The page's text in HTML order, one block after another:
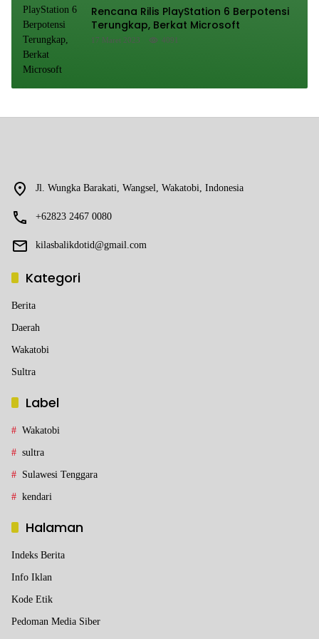
Rencana Rilis PlayStation 6 Berpotensi
Terungkap, Berkat Microsoft
17 Maret 2023 4091
Jl. Wungka Barakati, Wangsel, Wakatobi, Indonesia
+62823 2467 0080
kilasbalikdotid@gmail.com
Kategori
Berita
Daerah
Wakatobi
Sultra
Label
Wakatobi
sultra
Sulawesi Tenggara
kendari
Halaman
Indeks Berita
Info Iklan
Kode Etik
Pedoman Media Siber